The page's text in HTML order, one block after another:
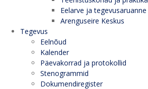
Eelarve ja tegevusaruanne
Arenguseire Keskus
Tegevus
Eelnõud
Kalender
Päevakorrad ja protokollid
Stenogrammid
Dokumendiregister